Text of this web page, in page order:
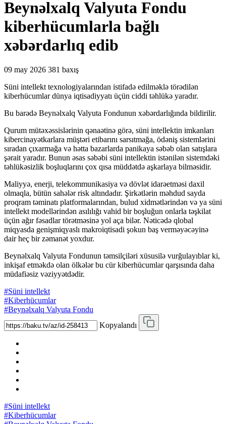
Beynəlxalq Valyuta Fondu
kiberhücumlarla bağlı
xəbərdarlıq edib
09 may 2026 381 baxış
Süni intellekt texnologiyalarından istifadə edilməklə törədilən
kiberhücumlar dünya iqtisadiyyatı üçün ciddi təhlükə yaradır.
Bu barədə Beynəlxalq Valyuta Fondunun xəbərdarlığında bildirilir.
Qurum mütəxəssislərinin qənaətinə görə, süni intellektin imkanları
kibercinayətkarlara müştəri etibarını sarsıtmağa, ödəniş sistemlərini
sıradan çıxarmağa və hətta bazarlarda panikaya səbəb olan satışlara
şərait yaradır. Bunun əsas səbəbi süni intellektin istənilən sistemdəki
təhlükəsizlik boşluqlarını çox qısa müddətdə aşkarlaya bilməsidir.
Maliyyə, enerji, telekommunikasiya və dövlət idarəetməsi daxil
olmaqla, bütün sahələr risk altındadır. Şirkətlərin məhdud sayda
proqram təminatı platformalarından, bulud xidmətlərindən və ya süni
intellekt modellərindən asılılığı vahid bir boşluğun onlarla təşkilat
üçün ağır fəsadlar törətməsinə yol aça bilər. Nəticədə qlobal
miqyasda genişmiqyaslı makroiqtisadi şokun baş verməyəcəyinə
dair heç bir zəmanət yoxdur.
Beynəlxalq Valyuta Fondunun təmsilçiləri xüsusilə vurğulayıblar ki,
inkişaf etməkdə olan ölkələr bu cür kiberhücumlar qarşısında daha
müdafiəsiz vəziyyətdədir.
#Süni intellekt
#Kiberhücumlar
#Beynəlxalq Valyuta Fondu
Kopyalandı
#Süni intellekt
#Kiberhücumlar